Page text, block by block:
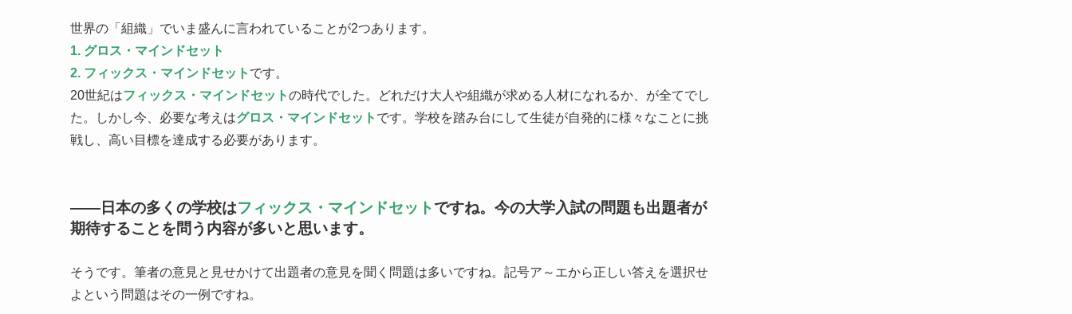
世界の「組織」でいま盛んに言われていることが2つあります。
1. グロス・マインドセット
2. フィックス・マインドセット です。
20世紀はフィックス・マインドセットの時代でした。どれだけ大人や組織が求める人材になれるか、が全てでし
た。しかし今、必要な考えはグロス・マインドセット です。学校を踏み台にして生徒が自発的に様々なことに挑
戦し、高い目標を達成する必要があります。
——日本の多くの学校はフィックス・マインドセットですね。今の大学入試の問題も出題者が
期待することを問う内容が多いと思います。
そうです。筆者の意見と見せかけて出題者の意見を聞く問題は多いですね。記号ア～エから正しい答えを選択せ
よという問題はその一例ですね。